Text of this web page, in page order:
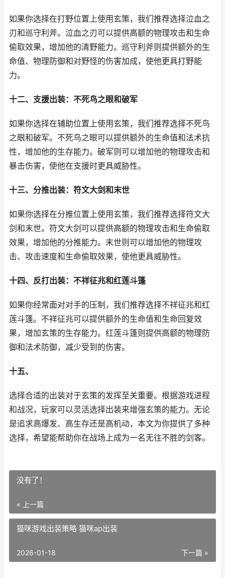
如果你选择在打野位置上使用玄策，我们推荐选择泣血之
刃和巡守利斧。泣血之刃可以提供高额的物理攻击和生命
偷取效果，增加他的清野能力。巡守利斧则提供额外的生
命值、物理防御和对野怪的伤害加成，使他更具打野能
力。
十二、支援出装：不死鸟之眼和破军
如果你选择在辅助位置上使用玄策，我们推荐选择不死鸟
之眼和破军。不死鸟之眼可以提供额外的生命值和法术抗
性，增加他的生存能力。破军则可以增加他的物理攻击和
暴击伤害，使他在支援时更具威胁性。
十三、分推出装：符文大剑和末世
如果你选择在分推位置上使用玄策，我们推荐选择符文大
剑和末世。符文大剑可以提供高额的物理攻击和生命偷取
效果，增加他的分推能力。末世则可以增加他的物理攻
击、攻击速度和生命偷取效果，使他更具威胁性。
十四、反打出装：不祥征兆和红莲斗篷
如果你经常面对对手的压制，我们推荐选择不祥征兆和红
莲斗篷。不祥征兆可以提供额外的生命值和生命回复效
果，增加玄策的生存能力。红莲斗篷则提供高额的物理防
御和法术防御，减少受到的伤害。
十五、
选择合适的出装对于玄策的发挥至关重要。根据游戏进程
和战况，玩家可以灵活选择出装来增强玄策的能力。无论
是追求高爆发、高生存还是高机动，本文为你提供了多种
选择，希望能帮助你在战场上成为一名无往不胜的剑客。
没有了！
« 上一篇
猫咪游戏出装策略 猫咪ap出装
下一篇 »
2026-01-18